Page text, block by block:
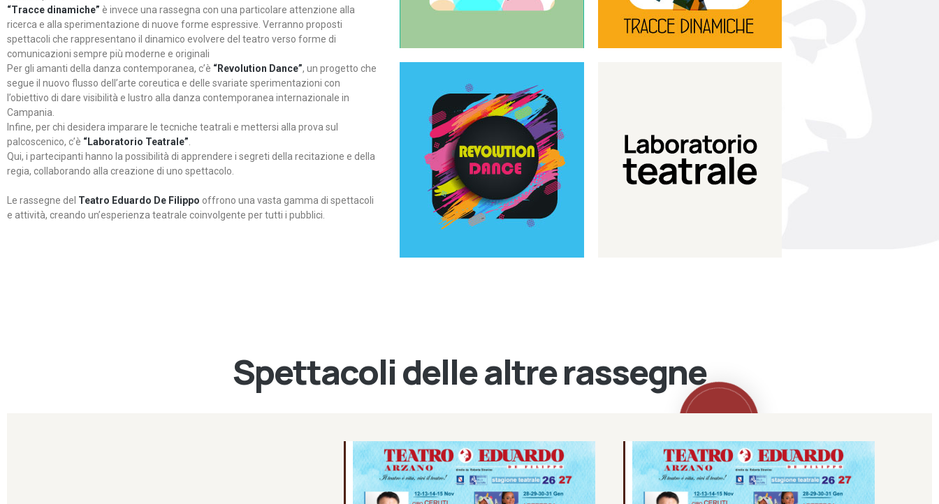
“Tracce dinamiche” è invece una rassegna con una particolare attenzione alla
ricerca e alla sperimentazione di nuove forme espressive. Verranno proposti
spettacoli che rappresentano il dinamico evolvere del teatro verso forme di
comunicazioni sempre più moderne e originali
Per gli amanti della danza contemporanea, c’è “Revolution Dance”, un progetto che
segue il nuovo flusso dell’arte coreutica e delle svariate sperimentazioni con
l’obiettivo di dare visibilità e lustro alla danza contemporanea internazionale in
Campania.
Infine, per chi desidera imparare le tecniche teatrali e mettersi alla prova sul
palcoscenico, c’è “Laboratorio Teatrale”
Qui, i partecipanti hanno la possibilità di apprendere i segreti della recitazione e della
regia, collaborando alla creazione di uno spettacolo.
Le rassegne del Teatro Eduardo De Filippo offrono una vasta gamma di spettacoli
e attività, creando un’esperienza teatrale coinvolgente per tutti i pubblici.
Teatro in famiglia
Revolution Dance
Rassegna di danza
contemporanea – I Edizione
Continua
Laboratorio di teatro del
Teatro Eduardo de Filippo
Spettacoli delle altre rassegne